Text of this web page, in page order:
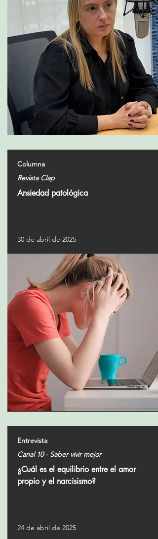
Columna
Revista Clap
Ansiedad patológica
30 de abril de 2025
Entrevista
Canal 10 - Saber vivir mejor
¿Cuál es el equilibrio entre el amor
propio y el narcisismo?
24 de abril de 2025